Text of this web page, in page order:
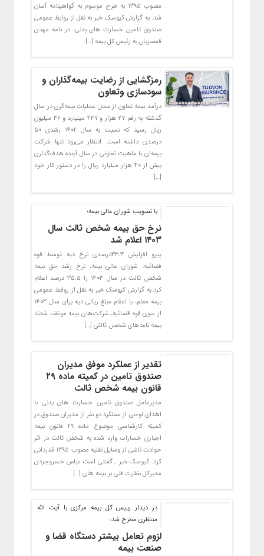
مصوب ۱۳۹۵ به طرح موسوم به گواهینامه آسان
شد. به گزارش کیوسک خبر به نقل از روابط عمومی
صندوق تامین خسارت های بدنی، در نامه مهدی
قمصریان به رئیس کل بیمه […]
رمزگشایی از رضایت بیمه‌گذاران و
سودسازی وتعاون
درآمد بیمه تعاون از محل عملیات بیمه‌گری در سال
گذشته به رقم ۲۷ هزار و ۴۳۷ میلیارد و ۳۶ میلیون
ریال رسید که نسبت به سال ۱۴۰۲ رشدی ۵۰
درصدی داشته است. انتظار می‌رود تنها شرکت
بیمه‌ای با ماهیت تعاونی در سال آینده هدف‌گذاری
بیش از ۴۰ هزار میلیارد ریال را در دستور کار خود
[…]
با تصویب شورای عالی بیمه؛
نرخ حق بیمه شخص ثالث سال
۱۴۰۳ اعلام شد
پیرو افزایش ۳۳.۳درصدی نرخ دیه توسط قوه
قضائیه، شورای عالی بیمه، نرخ رشد حق بیمه
شخص ثالث در سال ۱۴۰۳ را ۳۵.۵ درصد اعلام
کرد.به گزارش کیوسک خبر به نقل از روابط عمومی
بیمه معلم، با اعلام مبلغ ریالی دیه برای سال ۱۴۰۳
از سوی قوه قضائیه، شرکت‌های بیمه موظف شدند
بیمه­ نامه‌های شخص ثالثی […]
تقدیر از عملکرد موفق مدیران
صندوق تامین در کمیته ماده ۲۹
قانون بیمه شخص ثالث
مدیرعامل صندوق تامین خسارت های بدنی با
اهدای لوحی از عملکرد دو نفر از مدیران صندوق در
کمیته کارشناسی موضوع ماده ۲۹ قانون بیمه
اجباری خسارات وارد شده به شخص ثالث در اثر
حوادث ناشی از وسایل نقلیه مصوب ۱۳۹۵ قدردانی
کرد. کیوسک خبر ـ گفتنی است عباس خسروجردی
مدیرکل نظارت فنی بر بیمه های […]
در دیدار رییس کل بیمه مرکزی با آیت الله
منتظری مطرح شد:
لزوم تعامل بیشتر دستگاه قضا و
صنعت بیمه